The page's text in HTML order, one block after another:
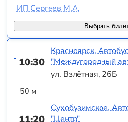
Выбрать
ИП Сергеев М.А.
10:30
50 м
11:20
Красноярск,
"Междугородный
ул. Взлётная, 26Б
Сухобузимское,
"Центр"